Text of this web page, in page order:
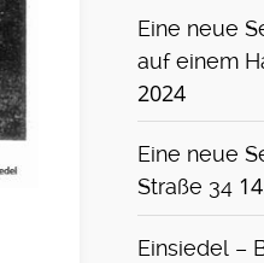
Eine neue
auf einem
2024
Eine neue
Straße 34
Einsiedel –